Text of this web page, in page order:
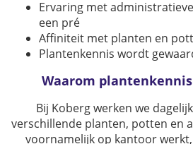
Ervaring met
een pré
Affiniteit met planten en
Plantenkennis wordt
Waarom
Bij Koberg werken we
verschillende planten, potten en
voornamelijk op kantoor